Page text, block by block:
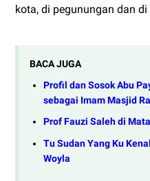
kota, di pegunungan dan di
BACA JUGA
Profil dan Sosok Abu
sebagai Imam Masjid
Prof Fauzi Saleh di
Tu Sudan Yang Ku
Woyla